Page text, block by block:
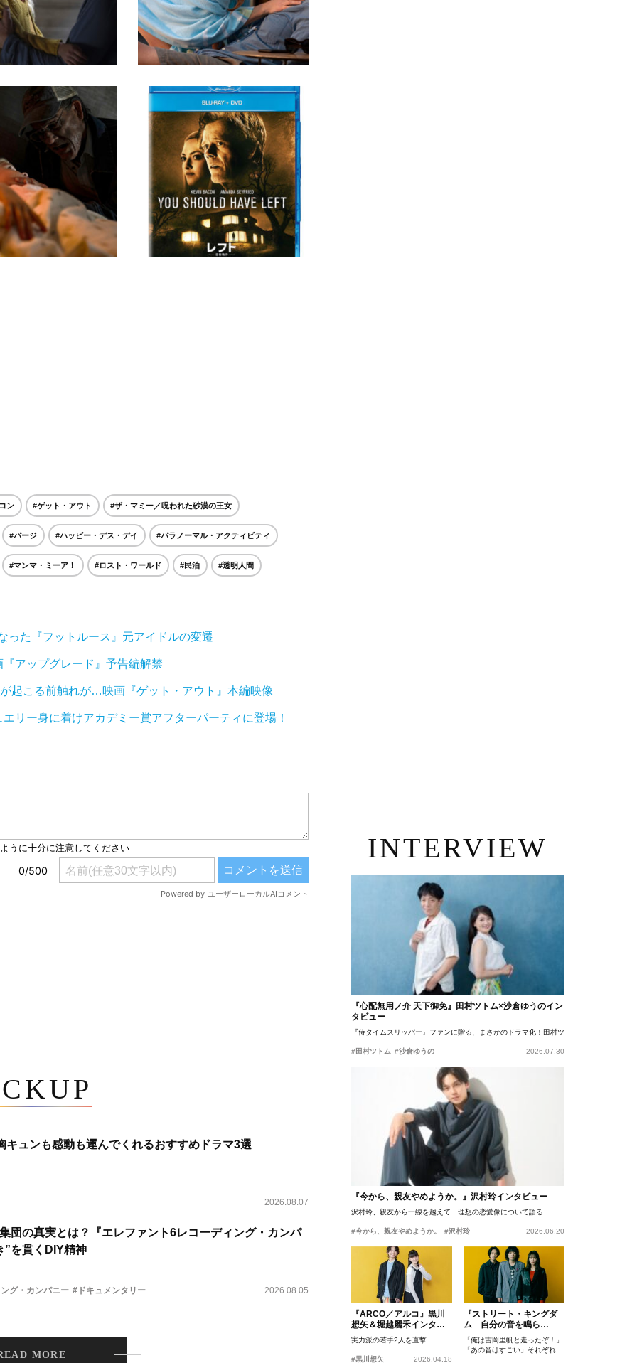
ン #ゲット・アウト #ザ・マミー／呪われた砂漠の王女
#パージ #ハッピー・デス・デイ #パラノーマル・アクティビティ
#マンマ・ミーア！ #ロスト・ワールド #民泊 #透明人間
った『フットルース』元アイドルの変遷
アップグレード』予告編解禁
起こる前触れが…映画『ゲット・アウト』本編映像
リー身に着けアカデミー賞アフターパーティに登場！
キュンも感動も運んでくれるおすすめドラマ3選
2026.08.07
団の真実とは？『エレファント6レコーディング・カンパ
”を貫くDIY精神
グ・カンパニー #ドキュメンタリー 2026.08.05
MORE
INTERVIEW
『心配無用ノ介 天下御免』田村ツトム×沙倉ゆうのイン
タビュー
『侍タイムスリッパー』ファンに贈る、まさかのドラマ化！田村ツトム×沙倉ゆうのが語
#田村ツトム #沙倉ゆうの 2026.07.30
『今から、親友やめようか。』沢村玲インタビュー
沢村玲、親友から一線を越えて…理想の恋愛像について語る
#今から、親友やめようか。 #沢村玲 2026.06.20
『ARCO／アルコ』黒川
想矢＆堀越麗禾インタビ
ュー
実力派の若手2人を直撃
#黒川想矢 2026.04.18
『ストリート・キングダ
ム 自分の音を鳴ら
せ。』峯田和伸、若葉竜
也、吉岡里帆インタビュ
ー
「俺は吉岡里帆と走ったぞ！」
「あの音はすごい」それぞれの